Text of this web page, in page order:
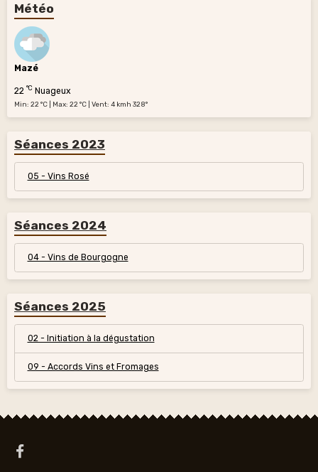
Météo
Mazé
22 °C Nuageux
Min: 22 °C | Max: 22 °C | Vent: 4 kmh 328°
Séances 2023
05 - Vins Rosé
Séances 2024
04 - Vins de Bourgogne
Séances 2025
02 - Initiation à la dégustation
09 - Accords Vins et Fromages